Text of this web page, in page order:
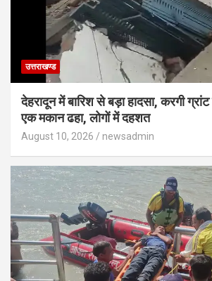
उत्तराखण्ड
देहरादून में बारिश से बड़ा हादसा, करगी
एक मकान ढहा, लोगों में दहशत
August 10, 2026 newsadmin